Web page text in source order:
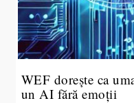
WEF dorește ca
un AI fără emoții